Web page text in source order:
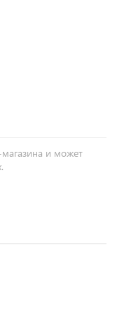
магазина и может